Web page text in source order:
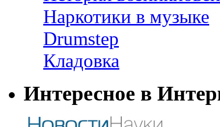
Наркотики в музыке
Drumstep
Кладовка
Интересное в